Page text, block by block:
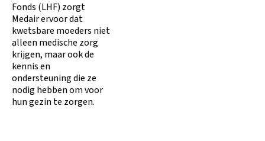
Fonds (LHF) zorgt
Medair ervoor dat
kwetsbare moeders niet
alleen medische zorg
krijgen, maar ook de
kennis en
ondersteuning die ze
nodig hebben om voor
hun gezin te zorgen.